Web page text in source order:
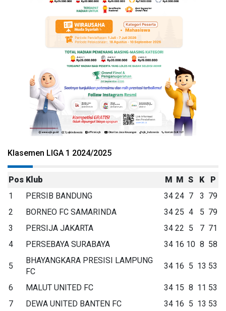
Klasemen LIGA 1 2024/2025
Pos Klub M M S K
P
1
PERSIB BANDUNG 34 24 7 3 79
2
BORNEO FC SAMARINDA 34 25 4 5 79
3
PERSIJA JAKARTA 34 22 5 7 71
4
PERSEBAYA SURABAYA 34 16 10 8 58
5
BHAYANGKARA PRESISI LAMPUNG
FC
34 16 5 13 53
6 MALUT UNITED FC 34 15 8 11 53
7
DEWA UNITED BANTEN FC 34 16 5 13 53